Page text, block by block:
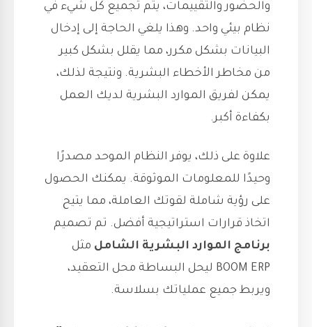
والحضور والتقييمات، يتم تجميع كل شيء في
نظام بيئي واحد. وهذا يلغي الحاجة إلى إدخال
البيانات بشكل مكرر، مما يقلل بشكل كبير
من مخاطر الأخطاء البشرية. ونتيجة لذلك،
يمكن لفريق الموارد البشرية لديك العمل
بكفاءة أكبر.
علاوة على ذلك، يوفر النظام الموحد مصدرًا
وحيدًا للمعلومات الموثوقة. يمكنك الحصول
على رؤية شاملة لقوتك العاملة، مما يتيح
اتخاذ قرارات استراتيجية أفضل. تم تصميم
برنامج الموارد البشرية الشامل مثل
BOOM ERP ليحل البساطة محل التعقيد،
ويربط جميع عملياتك بسلاسة.